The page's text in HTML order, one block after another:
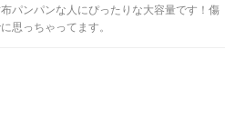
パンパンな人にぴったりな大容量です！傷
思っちゃってます。